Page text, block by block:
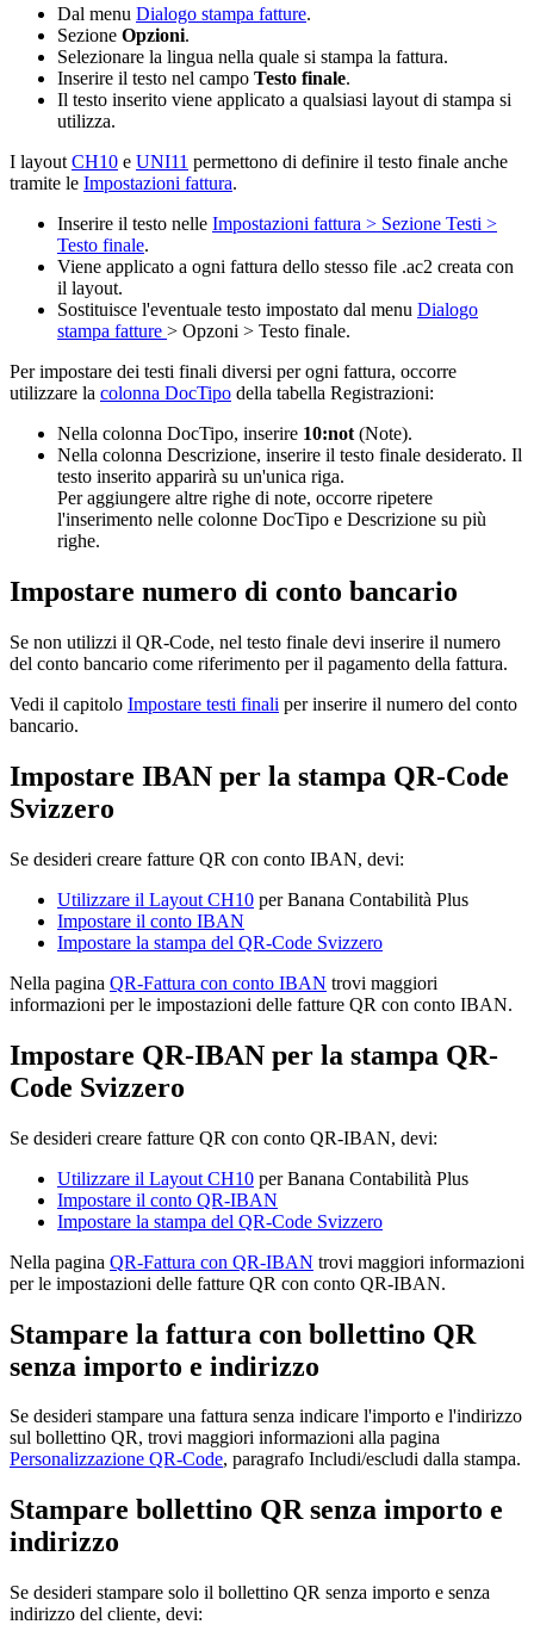
Dal menu Dialogo stampa fatture.
Sezione Opzioni.
Selezionare la lingua nella quale si stampa la fattura.
Inserire il testo nel campo Testo finale.
Il testo inserito viene applicato a qualsiasi layout di stampa si
utilizza.
I layout CH10 e UNI11 permettono di definire il testo finale anche
tramite le Impostazioni fattura.
Inserire il testo nelle Impostazioni fattura > Sezione Testi >
Testo finale.
Viene applicato a ogni fattura dello stesso file .ac2 creata con
il layout.
Sostituisce l'eventuale testo impostato dal menu Dialogo
stampa fatture > Opzoni > Testo finale.
Per impostare dei testi finali diversi per ogni fattura, occorre
utilizzare la colonna DocTipo della tabella Registrazioni:
Nella colonna DocTipo, inserire 10:not (Note).
Nella colonna Descrizione, inserire il testo finale desiderato. Il
testo inserito apparirà su un'unica riga.
Per aggiungere altre righe di note, occorre ripetere
l'inserimento nelle colonne DocTipo e Descrizione su più
righe.
Impostare numero di conto bancario
Se non utilizzi il QR-Code, nel testo finale devi inserire il numero
del conto bancario come riferimento per il pagamento della fattura.
Vedi il capitolo Impostare testi finali per inserire il numero del conto
bancario.
Impostare IBAN per la stampa QR-Code
Svizzero
Se desideri creare fatture QR con conto IBAN, devi:
Utilizzare il Layout CH10 per Banana Contabilità Plus
Impostare il conto IBAN
Impostare la stampa del QR-Code Svizzero
Nella pagina QR-Fattura con conto IBAN trovi maggiori
informazioni per le impostazioni delle fatture QR con conto IBAN.
Impostare QR-IBAN per la stampa QR-
Code Svizzero
Se desideri creare fatture QR con conto QR-IBAN, devi:
Utilizzare il Layout CH10 per Banana Contabilità Plus
Impostare il conto QR-IBAN
Impostare la stampa del QR-Code Svizzero
Nella pagina QR-Fattura con QR-IBAN trovi maggiori informazioni
per le impostazioni delle fatture QR con conto QR-IBAN.
Stampare la fattura con bollettino QR
senza importo e indirizzo
Se desideri stampare una fattura senza indicare l'importo e l'indirizzo
sul bollettino QR, trovi maggiori informazioni alla pagina
Personalizzazione QR-Code, paragrafo Includi/escludi dalla stampa.
Stampare bollettino QR senza importo e
indirizzo
Se desideri stampare solo il bollettino QR senza importo e senza
indirizzo del cliente, devi: